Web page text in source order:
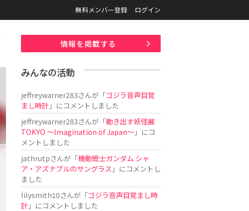
無料メンバー登録 ログイン
情報を掲載する
みんなの活動
jeffreywarner283さんが「ゴジラ音声目覚
まし時計」にコメントしました
jeffreywarner283さんが「動き出す妖怪展
TOKYO 〜Imagination of Japan〜」にコ
メントしました
jathrutpさんが「機動戦士ガンダム シャ
ア・アズナブルのサングラス 」にコメントし
ました
lilysmith10さんが「ゴジラ音声目覚まし時
計」にコメントしました